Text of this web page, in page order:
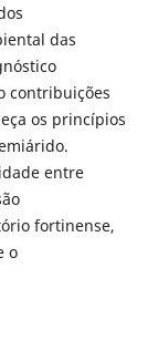
das
contribuições
os princípios
entre
fortinense,
o